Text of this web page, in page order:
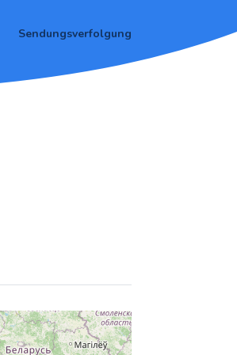
Sendungsverfolgung